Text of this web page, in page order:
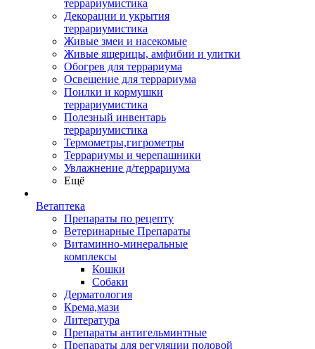
террариумистика
Декорации и укрытия
террариумистика
Живые змеи и насекомые
Живые ящерицы, амфибии и улитки
Обогрев для террариума
Освещение для террариума
Поилки и кормушки
террариумистика
Полезный инвентарь
террариумистика
Термометры,гигрометры
Террариумы и черепашники
Увлажнение д/террариума
Ещё
Ветаптека
Препараты по рецепту
Ветеринарные Препараты
Витаминно-минеральные
комплексы
Кошки
Собаки
Дерматология
Крема,мази
Литература
Препараты антигельминтные
Препараты для регуляции половой